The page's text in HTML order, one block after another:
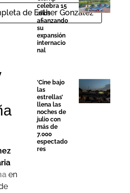
en
celebra 15
años
afianzando
su
expansión
internacio
nal
‘Cine bajo
las
estrellas’
llena las
noches de
julio con
más de
7.000
espectado
res